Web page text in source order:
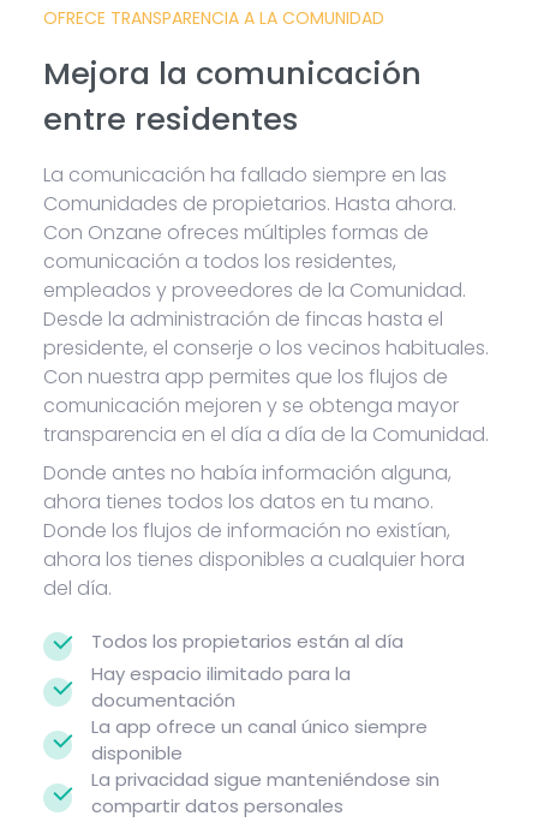
OFRECE TRANSPARENCIA A LA COMUNIDAD
Mejora la comunicación
entre residentes
La comunicación ha fallado siempre en las
Comunidades de propietarios. Hasta ahora.
Con Onzane ofreces múltiples formas de
comunicación a todos los residentes,
empleados y proveedores de la Comunidad.
Desde la administración de fincas hasta el
presidente, el conserje o los vecinos habituales.
Con nuestra app permites que los flujos de
comunicación mejoren y se obtenga mayor
transparencia en el día a día de la Comunidad.
Donde antes no había información alguna,
ahora tienes todos los datos en tu mano.
Donde los flujos de información no existían,
ahora los tienes disponibles a cualquier hora
del día.
Todos los propietarios están al día
Hay espacio ilimitado para la
documentación
La app ofrece un canal único siempre
disponible
La privacidad sigue manteniéndose sin
compartir datos personales